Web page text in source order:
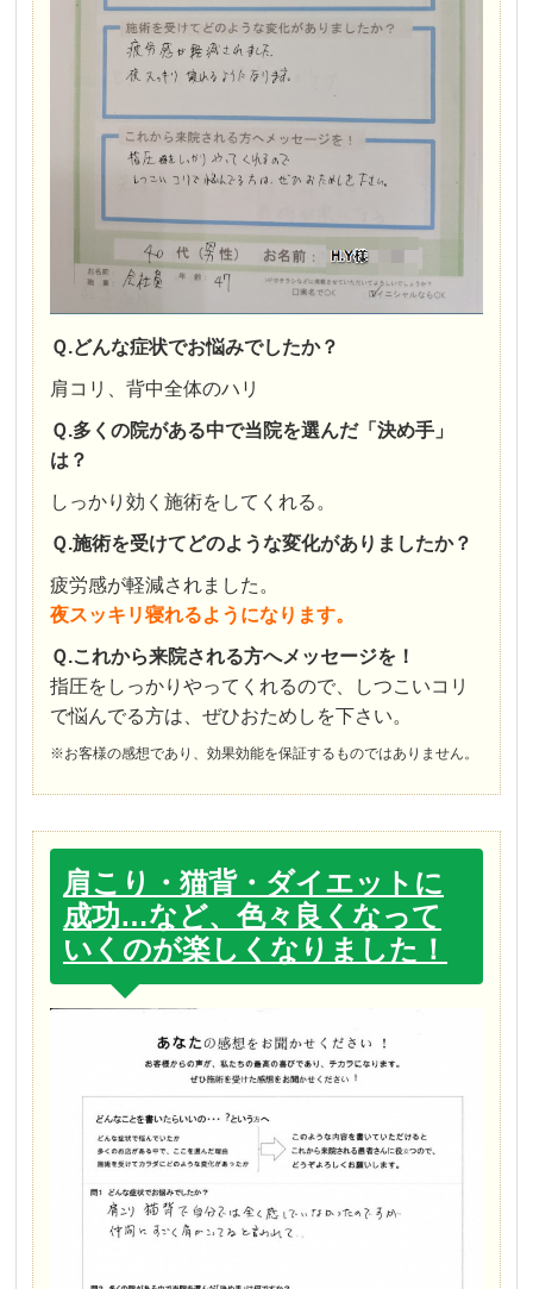
Ｑ.どんな症状でお悩みでしたか？
肩コリ、背中全体のハリ
Ｑ.多くの院がある中で当院を選んだ「決め手」
は？
しっかり効く施術をしてくれる。
Ｑ.施術を受けてどのような変化がありましたか？
疲労感が軽減されました。
夜スッキリ寝れるようになります。
Ｑ.これから来院される方へメッセージを！
指圧をしっかりやってくれるので、しつこいコリ
で悩んでる方は、ぜひおためしを下さい。
※お客様の感想であり、効果効能を保証するものではありません。
肩こり・猫背・ダイエットに
成功…など、色々良くなって
いくのが楽しくなりました！